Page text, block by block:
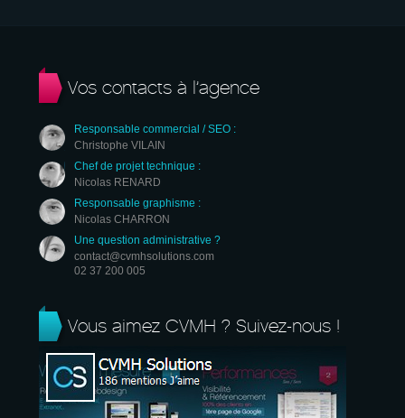
Vos contacts à l’agence
Responsable commercial / SEO :
Christophe VILAIN
Chef de projet technique :
Nicolas RENARD
Responsable graphisme :
Nicolas CHARRON
Une question administrative ?
contact@cvmhsolutions.com
02 37 200 005
Vous aimez CVMH ? Suivez-nous !